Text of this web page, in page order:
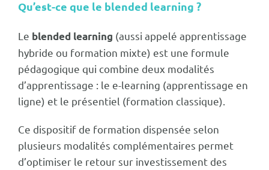
Qu’est-ce que le blended learning ?
Le blended learning (aussi appelé apprentissage
hybride ou formation mixte) est une formule
pédagogique qui combine deux modalités
d’apprentissage : le e-learning (apprentissage en
ligne) et le présentiel (formation classique).
Ce dispositif de formation dispensée selon
plusieurs modalités complémentaires permet
d’optimiser le retour sur investissement des